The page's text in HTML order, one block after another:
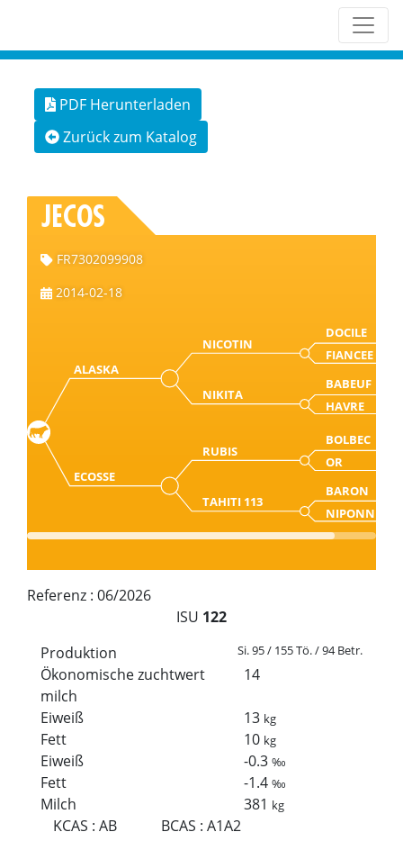
PDF Herunterladen
Zurück zum Katalog
JECOS
FR7302099908
2014-02-18
ALASKA
NICOTIN
DOCILE
FIANCEE
NIKITA
BABEUF
HAVRE
ECOSSE
RUBIS
BOLBEC
OR
TAHITI 113
BARON
NIPONNE
Referenz : 06/2026
ISU 122
Produktion
Si. 95 / 155 Tö. / 94 Betr.
Ökonomische zuchtwert
milch
14
Eiweiß 13 kg
Fett 10 kg
Eiweiß -0.3‰
Fett -1.4‰
Milch 381 kg
KCAS :AB BCAS :A1A2